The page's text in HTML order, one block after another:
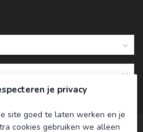
je privacy
site goed te laten werken en je
cookies gebruiken we alleen